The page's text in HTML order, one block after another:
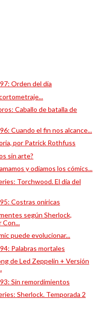
Orden del día
Caballo de batalla de
Cuando el fin nos alcance...
por Patrick Rothfuss
sin arte?
y odiamos los cómics...
Torchwood. El día del
Costras oníricas
según Sherlock,
Con...
puede evolucionar...
Palabras mortales
de Led Zeppelin + Versión
Sin remordimientos
Sherlock. Temporada 2